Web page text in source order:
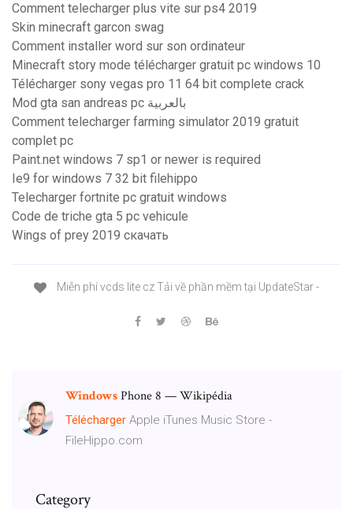
Comment telecharger plus vite sur ps4 2019
Skin minecraft garcon swag
Comment installer word sur son ordinateur
Minecraft story mode télécharger gratuit pc windows 10
Télécharger sony vegas pro 11 64 bit complete crack
Mod gta san andreas pc بالعربية
Comment telecharger farming simulator 2019 gratuit
complet pc
Paint.net windows 7 sp1 or newer is required
Ie9 for windows 7 32 bit filehippo
Telecharger fortnite pc gratuit windows
Code de triche gta 5 pc vehicule
Wings of prey 2019 скачать
Miễn phí vcds lite cz Tải về phần mềm tại UpdateStar -
WindowsPhone 8 — Wikipédia
Télécharger Apple iTunes Music Store -
FileHippo.com
Category